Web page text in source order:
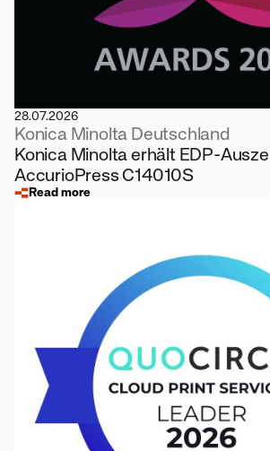
28.07.2026
Konica Minolta Deutschland
Konica Minolta erhält EDP-
AccurioPress C14010S
Read more